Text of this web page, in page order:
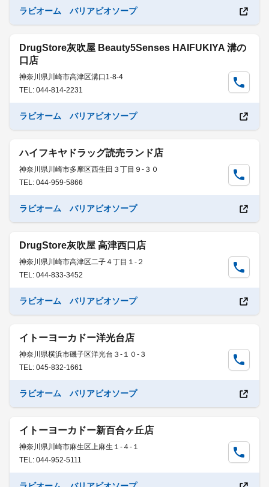
ラビオーム バリアビオソープ
DrugStore灰吹屋 Beauty5Senses HAIFUKIYA 溝の
口店
神奈川県川崎市高津区溝口1-8-4
TEL: 044-814-2231
ラビオーム バリアビオソープ
ハイフキヤドラッグ読売ランド店
神奈川県川崎市多摩区西生田３丁目９-３０
TEL: 044-959-5866
ラビオーム バリアビオソープ
DrugStore灰吹屋 高津西口店
神奈川県川崎市高津区二子４丁目１-２
TEL: 044-833-3452
ラビオーム バリアビオソープ
イトーヨーカドー洋光台店
神奈川県横浜市磯子区洋光台３-１０-３
TEL: 045-832-1661
ラビオーム バリアビオソープ
イトーヨーカドー新百合ヶ丘店
神奈川県川崎市麻生区上麻生１-４-１
TEL: 044-952-5111